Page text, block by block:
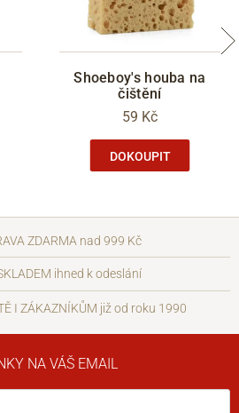
Shoeboy's houba na
čištění
59 Kč
DOKOUPIT
ZDARMA nad 999 Kč
ihned k odeslání
I ZÁKAZNÍKŮM již od roku 1990
NA VÁŠ EMAIL